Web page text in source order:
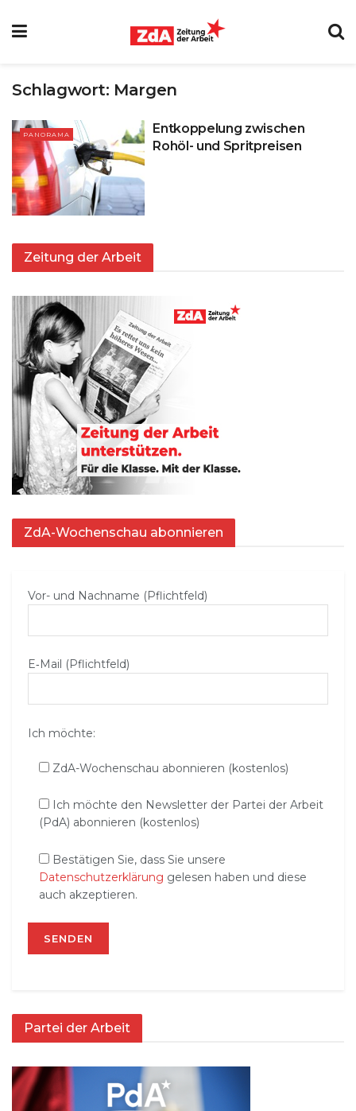
Schlagwort: Margen
PANORAMA
Entkoppelung zwischen
Rohöl- und Spritpreisen
Zeitung der Arbeit
ZdA-Wochenschau abonnieren
Vor- und Nachname (Pflichtfeld)
E‑Mail (Pflichtfeld)
Ich möchte:
ZdA-Wochenschau abonnieren (kostenlos)
Ich möchte den Newsletter der Partei der Arbeit
(PdA) abonnieren (kostenlos)
Bestätigen Sie, dass Sie unsere
Datenschutzerklärung gelesen haben und diese
auch akzeptieren.
Partei der Arbeit